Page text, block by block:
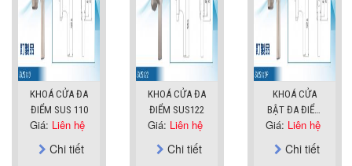
KHOÁ CỬA ĐA
ĐIỂM SUS 110
Giá: Liên hệ
Chi tiết
KHOÁ CỬA ĐA
ĐIỂM SUS122
Giá: Liên hệ
Chi tiết
KHOÁ CỬA
BẬT ĐA ĐIỂM
SUS110P
Giá: Liên hệ
Chi tiết